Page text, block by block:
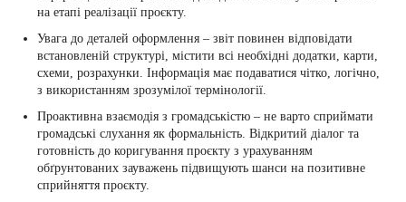
на етапі реалізації проєкту.
Увага до деталей оформлення – звіт повинен відповідати
встановленій структурі, містити всі необхідні додатки, карти,
схеми, розрахунки. Інформація має подаватися чітко, логічно,
з використанням зрозумілої термінології.
Проактивна взаємодія з громадськістю – не варто сприймати
громадські слухання як формальність. Відкритий діалог та
готовність до коригування проєкту з урахуванням
обґрунтованих зауважень підвищують шанси на позитивне
сприйняття проєкту.